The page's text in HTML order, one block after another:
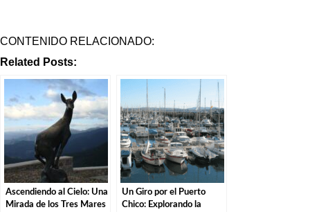
CONTENIDO RELACIONADO:
Related Posts:
Ascendiendo al Cielo: Una
Mirada de los Tres Mares
Un Giro por el Puerto
Chico: Explorando la